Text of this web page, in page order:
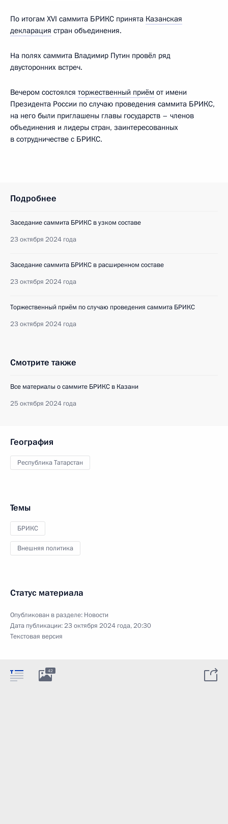
По итогам XVI саммита БРИКС принята Казанская
декларация стран объединения.
На полях саммита Владимир Путин провёл ряд
двусторонних встреч.
Вечером состоялся торжественный приём от имени
Президента России по случаю проведения саммита БРИКС,
на него были приглашены главы государств – членов
объединения и лидеры стран, заинтересованных
в сотрудничестве с БРИКС.
Подробнее
Заседание саммита БРИКС в узком составе
23 октября 2024 года
Заседание саммита БРИКС в расширенном составе
23 октября 2024 года
Торжественный приём по случаю проведения саммита БРИКС
23 октября 2024 года
Смотрите также
Все материалы о саммите БРИКС в Казани
25 октября 2024 года
География
Республика Татарстан
Темы
БРИКС
Внешняя политика
Статус материала
Опубликован в разделе: Новости
Дата публикации:23 октября 2024 года, 20:30
Текстовая версия
42